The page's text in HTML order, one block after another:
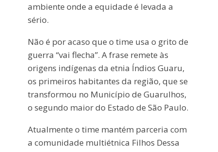
ambiente onde a equidade é levada a
sério.
Não é por acaso que o time usa o grito de
guerra “vai flecha”. A frase remete às
origens indígenas da etnia Índios Guaru,
os primeiros habitantes da região, que se
transformou no Município de Guarulhos,
o segundo maior do Estado de São Paulo.
Atualmente o time mantém parceria com
a comunidade multiétnica Filhos Dessa